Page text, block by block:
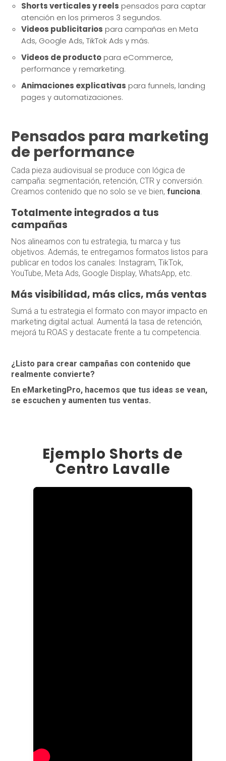
Shorts verticales y reels pensados para captar
atención en los primeros 3 segundos.
Videos publicitarios para campañas en Meta
Ads, Google Ads, TikTok Ads y más.
Videos de productopara eCommerce,
performance y remarketing.
Animaciones explicativas para funnels, landing
pages y automatizaciones.
Pensados para marketing
de performance
Cada pieza audiovisual se produce con lógica de
campaña: segmentación, retención, CTR y conversión.
Creamos contenido que no solo se ve bien, funciona.
Totalmente integrados a tus
campañas
Nos alineamos con tu estrategia, tu marca y tus
objetivos. Además, te entregamos formatos listos para
publicar en todos los canales: Instagram, TikTok,
YouTube, Meta Ads, Google Display, WhatsApp, etc.
Más visibilidad, más clics, más ventas
Sumá a tu estrategia el formato con mayor impacto en
marketing digital actual. Aumentá la tasa de retención,
mejorá tu ROAS y destacate frente a tu competencia.
¿Listo para crear campañas con contenido que
realmente convierte?
En eMarketingPro, hacemos que tus ideas se vean,
se escuchen y aumenten tus ventas.
Ejemplo Shorts de
Centro Lavalle